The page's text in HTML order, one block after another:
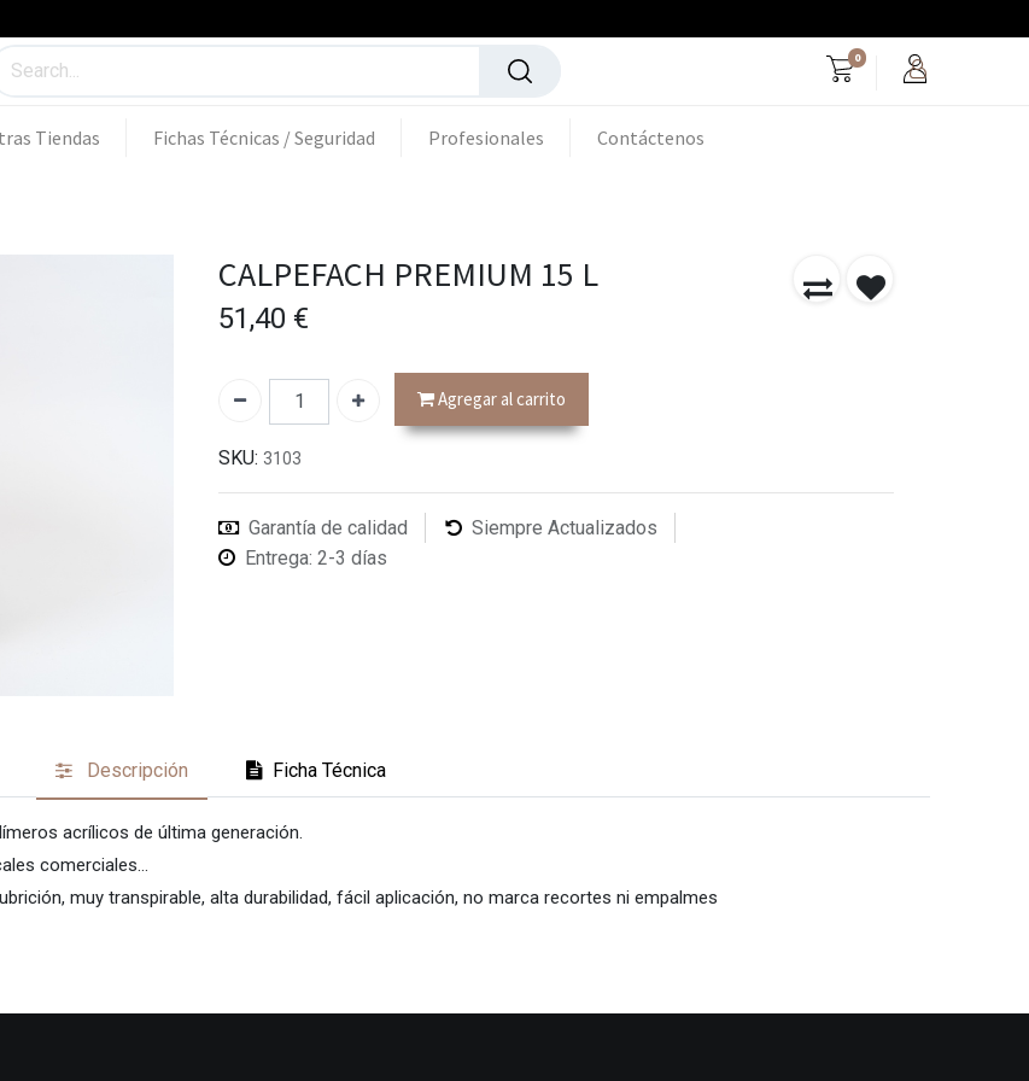
0
Tiendas Fichas Técnicas / Seguridad Profesionales Contáctenos
CALPEFACH PREMIUM 15 L
51,40 €
Agregar al carrito
SKU: 3103
Garantía de calidad
Siempre Actualizados
Entrega: 2-3 días
Descripción Ficha Técnica
acrílicos de última generación.
comerciales...
muy transpirable, alta durabilidad, fácil aplicación, no marca recortes ni empalmes